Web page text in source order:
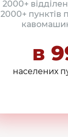
2000+
2000+ пунктів
в
населених